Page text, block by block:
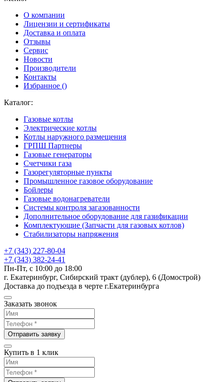
О компании
Лицензии и сертификаты
Доставка и оплата
Отзывы
Сервис
Новости
Производители
Контакты
Избранное ()
Каталог:
Газовые котлы
Электрические котлы
Котлы наружного размещения
ГРПШ Партнеры
Газовые генераторы
Счетчики газа
Газорегуляторные пункты
Промышленное газовое оборудование
Бойлеры
Газовые водонагреватели
Системы контроля загазованности
Дополнительное оборудование для газификации
Комплектующие (Запчасти для газовых котлов)
Стабилизаторы напряжения
+7 (343) 227-80-04
+7 (343) 382-24-41
Пн-Пт, с 10:00 до 18:00
г. Екатеринбург, Сибирский тракт (дублер), 6 (Домострой)
Доставка до подъезда в черте г.Екатеринбурга
Заказать звонок
Отправить заявку
Купить в 1 клик